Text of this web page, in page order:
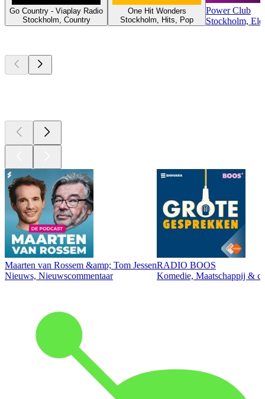
Go Country - Viaplay Radio
Stockholm, Country
One Hit Wonders
Stockholm, Hits, Pop
Power Club
Stockholm,
Maarten van Rossem &amp; Tom Jessen
Nieuws, Nieuwscommentaar
RADIO BOOS
Komedie, Maatschappij &